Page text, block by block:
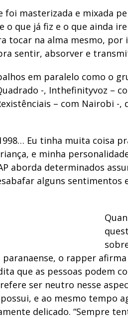
foi masterizada e mixada
o que já fiz e o que ainda
tocar na alma mesmo,
pra sentir, absorver e
em paralelo como o
-, Inthefinityvoz –
– com Nairobi -,
Eu tinha muita coisa
e minha
aborda determinados
alguns sentimentos
o rapper
que as pessoas podem
ser neutro nesse
e ao mesmo tempo
delicado. “Sempre